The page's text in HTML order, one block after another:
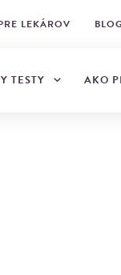
LEKÁROV BLOG
TESTY AKO